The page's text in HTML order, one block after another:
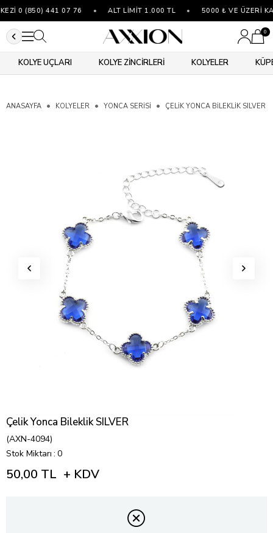
0 (850) 441 07 76 ALT LİMİT 1.000 TL 5000 ₺ VE ÜZERİ
0
KOLYE UÇLARI KOLYE ZİNCİRLERİ KOLYELER
ANASAYFA KOLYELER YONCA SERISI ÇELIK YONCA BILEKLIK SILVER
Çelik Yonca Bileklik SILVER
(AXN-4094)
Stok Miktarı : 0
50,00 TL + KDV